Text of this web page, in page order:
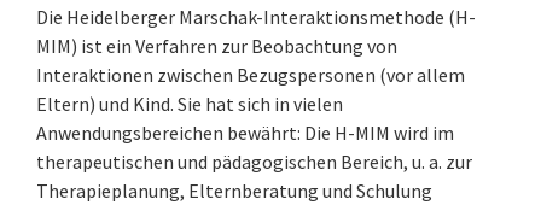
Die Heidelberger Marschak-Interaktionsmethode (H-
MIM) ist ein Verfahren zur Beobachtung von
Interaktionen zwischen Bezugspersonen (vor allem
Eltern) und Kind. Sie hat sich in vielen
Anwendungsbereichen bewährt: Die H-MIM wird im
therapeutischen und pädagogischen Bereich, u. a. zur
Therapieplanung, Elternberatung und Schulung